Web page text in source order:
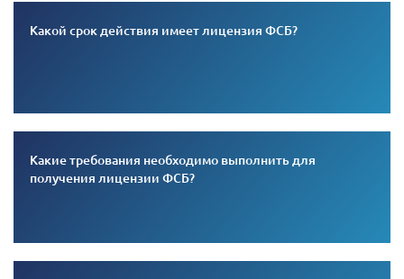
Какой срок действия имеет лицензия ФСБ?
Какие требования необходимо выполнить для
получения лицензии ФСБ?